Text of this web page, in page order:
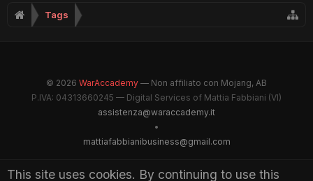
This site uses cookies. By continuing to use this
Tags
© 2026 WarAccademy — Non affiliato con Mojang, AB
P.IVA: 04313660245 — Digital Services of Mattia Fabbiani (VI)
assistenza@waraccademy.it
•
mattiafabbianibusiness@gmail.com
@GhostFabbyz